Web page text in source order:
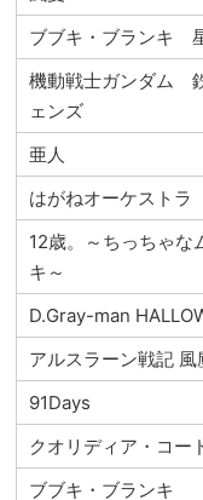
ブブキ・ブランキ
機動戦士ガンダム
ェンズ
亜人
はがねオーケストラ
12歳。～ちっちゃな
キ～
D.Gray-man
アルスラーン戦記 風
91Days
クオリディア・コー
ブブキ・ブランキ